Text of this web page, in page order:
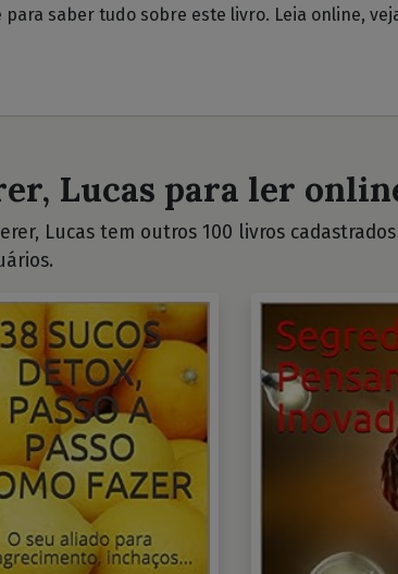
para saber tudo sobre este livro. Leia online,
Lucas para ler
Lucas tem outros 100 livros